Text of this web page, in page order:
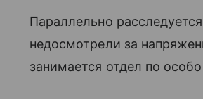
Параллельно
недосмотрели за
занимается отдел по